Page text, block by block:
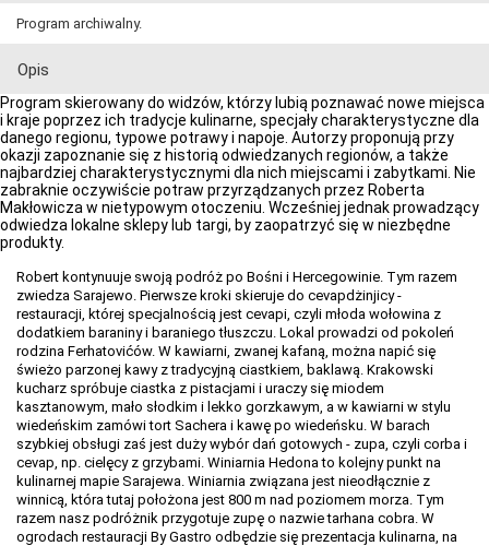
Program archiwalny.
Opis
Program skierowany do widzów, którzy lubią poznawać nowe miejsca
i kraje poprzez ich tradycje kulinarne, specjały charakterystyczne dla
danego regionu, typowe potrawy i napoje. Autorzy proponują przy
okazji zapoznanie się z historią odwiedzanych regionów, a także
najbardziej charakterystycznymi dla nich miejscami i zabytkami. Nie
zabraknie oczywiście potraw przyrządzanych przez Roberta
Makłowicza w nietypowym otoczeniu. Wcześniej jednak prowadzący
odwiedza lokalne sklepy lub targi, by zaopatrzyć się w niezbędne
produkty.
Robert kontynuuje swoją podróż po Bośni i Hercegowinie. Tym razem
zwiedza Sarajewo. Pierwsze kroki skieruje do cevapdżinjicy -
restauracji, której specjalnością jest cevapi, czyli młoda wołowina z
dodatkiem baraniny i baraniego tłuszczu. Lokal prowadzi od pokoleń
rodzina Ferhatovićów. W kawiarni, zwanej kafaną, można napić się
świeżo parzonej kawy z tradycyjną ciastkiem, baklawą. Krakowski
kucharz spróbuje ciastka z pistacjami i uraczy się miodem
kasztanowym, mało słodkim i lekko gorzkawym, a w kawiarni w stylu
wiedeńskim zamówi tort Sachera i kawę po wiedeńsku. W barach
szybkiej obsługi zaś jest duży wybór dań gotowych - zupa, czyli corba i
cevap, np. cielęcy z grzybami. Winiarnia Hedona to kolejny punkt na
kulinarnej mapie Sarajewa. Winiarnia związana jest nieodłącznie z
winnicą, która tutaj położona jest 800 m nad poziomem morza. Tym
razem nasz podróżnik przygotuje zupę o nazwie tarhana cobra. W
ogrodach restauracji By Gastro odbędzie się prezentacja kulinarna, na